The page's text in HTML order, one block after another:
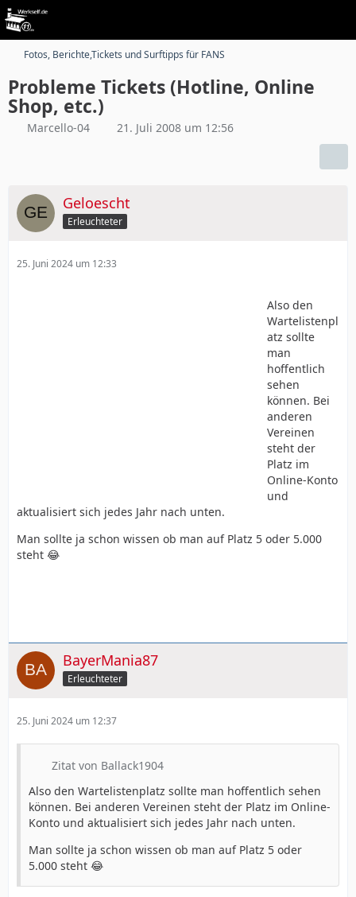
Fotos, Berichte,Tickets und Surftipps für FANS
Probleme Tickets (Hotline, Online
Shop, etc.)
Marcello-04 21. Juli 2008 um 12:56
Geloescht
Erleuchteter
25. Juni 2024 um 12:33
Also den
Wartelistenpl
atz sollte
man
hoffentlich
sehen
können. Bei
anderen
Vereinen
steht der
Platz im
Online-Konto
und
aktualisiert sich jedes Jahr nach unten.
Man sollte ja schon wissen ob man auf Platz 5 oder 5.000
steht 😂
BayerMania87
Erleuchteter
25. Juni 2024 um 12:37
Zitat von Ballack1904
Also den Wartelistenplatz sollte man hoffentlich sehen
können. Bei anderen Vereinen steht der Platz im Online-
Konto und aktualisiert sich jedes Jahr nach unten.
Man sollte ja schon wissen ob man auf Platz 5 oder
5.000 steht 😂